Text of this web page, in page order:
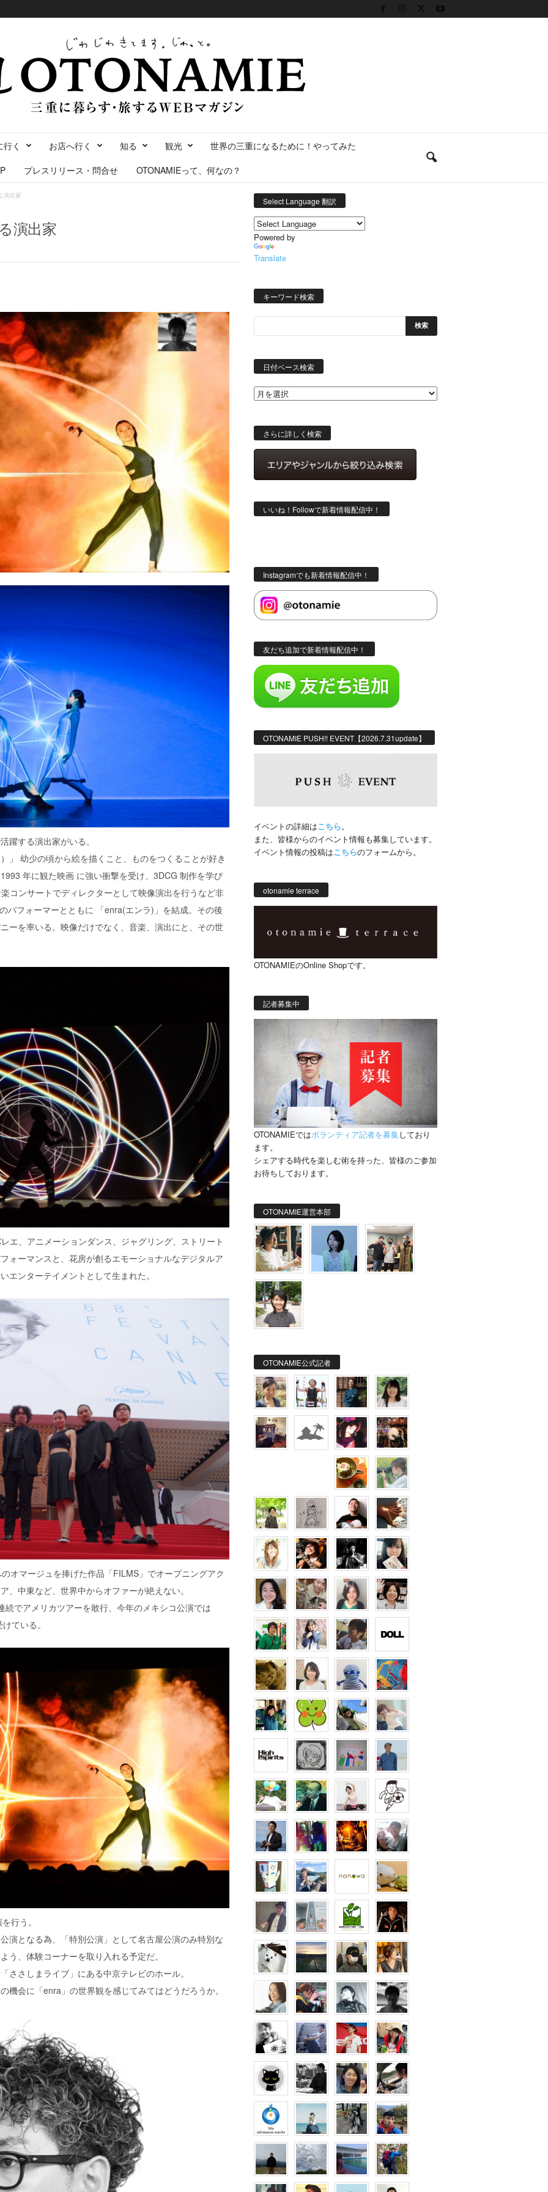
く お店へ行く 知る 観光
世界の三重になるために！やってみた
プレスリリース・問合せ OTONAMIEって、何なの？
演出家
演出家
躍する演出家がいる。
」 幼少の頃から絵を描くこと、ものをつくることが好き
年に観た映画 に強い衝撃を受け、3DCG 制作を学び
コンサートでディレクターとして映像演出を行うなど非
パフォーマーとともに 「enra(エンラ)」を結成。その後
ーを率いる。映像だけでなく、音楽、演出にと、その世
エ、アニメーションダンス、ジャグリング、ストリート
ォーマンスと、花房が創るエモーショナルなデジタルア
エンターテイメントとして生まれた。
オマージュを捧げた作品「FILMS」でオープニングアク
、中東など、世界中からオファーが絶えない。
でアメリカツアーを敢行、今年のメキシコ公演では
ている。
行う。
演となる為、「特別公演」として名古屋公演のみ特別な
う、体験コーナーを取り入れる予定だ。
ささしまライブ」にある中京テレビのホール。
機会に「enra」の世界観を感じてみてはどうだろうか。
Select Language 翻訳
Powered by
Translate
キーワード検索
日付ベース検索
ス
索
さらに詳しく検索
いいね！Followで新着情報配信中！
Instagramでも新着情報配信中！
友だち追加で新着情報配信中！
OTONAMIE PUSH!! EVENT【2026.7.31update】
イベントの詳細はこちら。
また、皆様からのイベント情報も募集しています。
イベント情報の投稿はこちらのフォームから。
otonamie terrace
OTONAMIEのOnline Shopです。
記者募集中
OTONAMIEではボランティア記者を募集しており
ます。
シェアする時代を楽しむ術を持った、皆様のご参加
お待ちしております。
OTONAMIE運営本部
OTONAMIE公式記者